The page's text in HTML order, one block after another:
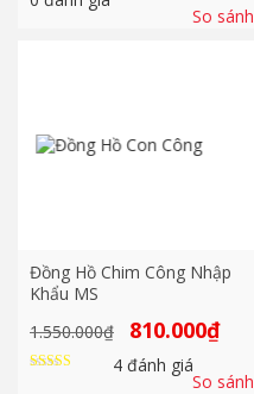
1.650.000₫.
là:
So sánh
Đồng Hồ Chim Công Nhập
Khẩu MS
1.550.000₫
Giá
gốc
là:
1.550.000₫.
810.000₫Giá
là:
4đánh giá
So sánh